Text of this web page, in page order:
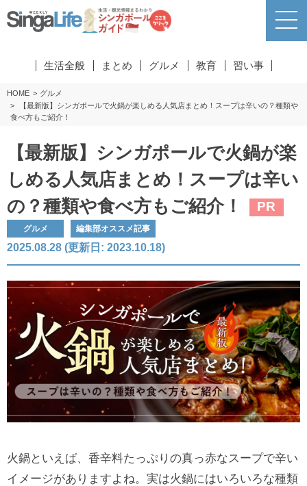
生活全般 まとめ グルメ 教育 習い事
HOME
グルメ
【最新版】シンガポールで火鍋が楽しめる人気店まとめ！スープは辛いの？種類や
食べ方もご紹介！
【最新版】シンガポールで火鍋が楽
しめる人気店まとめ！スープは辛い
の？種類や食べ方もご紹介！
PR
グルメ 編集部オススメ記事
2025.08.28 (更新日: 2023.10.18)
火鍋といえば、香辛料たっぷりの真っ赤なスープで辛い
イメージがありますよね。実は火鍋にはいろいろな種類